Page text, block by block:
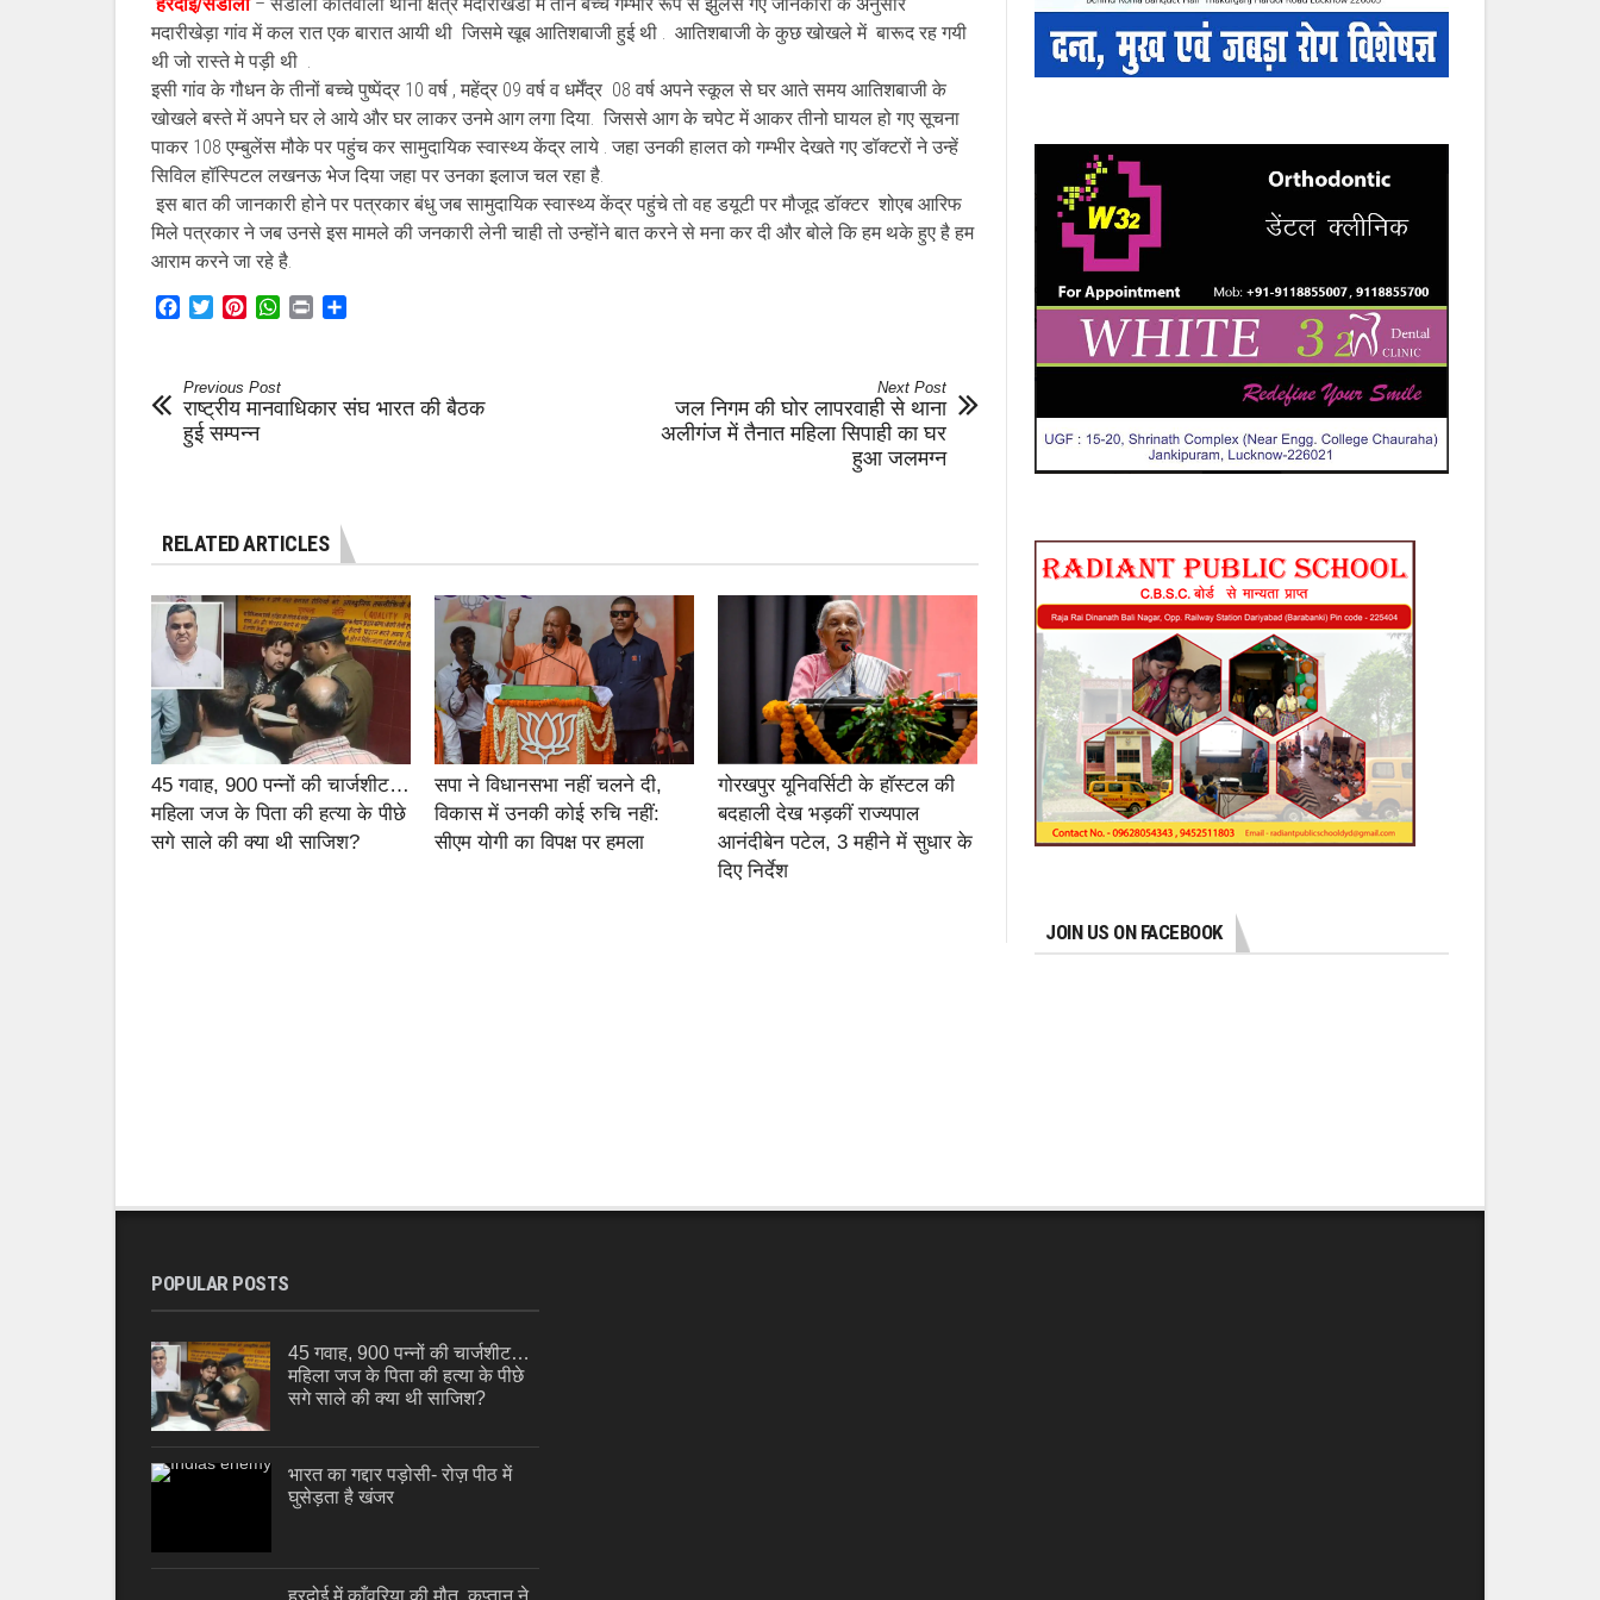
मदारीखेड़ा गांव में कल रात एक बारात आयी थी जिसमे खूब आतिशबाजी हुई थी . आतिशबाजी के कुछ खोखले में बारूद रह गयी
थी जो रास्ते मे पड़ी थी .
इसी गांव के गौधन के तीनों बच्चे पुष्पेंद्र 10 वर्ष , महेंद्र 09 वर्ष व धर्मेंद्र 08 वर्ष अपने स्कूल से घर आते समय आतिशबाजी के
खोखले बस्ते में अपने घर ले आये और घर लाकर उनमे आग लगा दिया. जिससे आग के चपेट में आकर तीनो घायल हो गए सूचना
पाकर 108 एम्बुलेंस मौके पर पहुंच कर सामुदायिक स्वास्थ्य केंद्र लाये . जहा उनकी हालत को गम्भीर देखते गए डॉक्टरों ने उन्हें
सिविल हॉस्पिटल लखनऊ भेज दिया जहा पर उनका इलाज चल रहा है.
इस बात की जानकारी होने पर पत्रकार बंधु जब सामुदायिक स्वास्थ्य केंद्र पहुंचे तो वह डयूटी पर मौजूद डॉक्टर शोएब आरिफ
मिले पत्रकार ने जब उनसे इस मामले की जनकारी लेनी चाही तो उन्होंने बात करने से मना कर दी और बोले कि हम थके हुए है हम
आराम करने जा रहे है.
Facebook
TwitterPinterestWhatsApp
Print
Previous Post
राष्ट्रीय मानवाधिकार संघ भारत की बैठक
हुई सम्पन्न
Next Post
जल निगम की घोर लापरवाही से थाना
अलीगंज में तैनात महिला सिपाही का घर
हुआ जलमग्न
RELATED ARTICLES
45 गवाह, 900 पन्नों की चार्जशीट…
महिला जज के पिता की हत्या के पीछे
सगे साले की क्या थी साजिश?
सपा ने विधानसभा नहीं चलने दी,
विकास में उनकी कोई रुचि नहीं:
सीएम योगी का विपक्ष पर हमला
गोरखपुर यूनिवर्सिटी के हॉस्टल की
बदहाली देख भड़कीं राज्यपाल
आनंदीबेन पटेल, 3 महीने में सुधार के
दिए निर्देश
JOIN US ON FACEBOOK
POPULAR POSTS
45 गवाह, 900 पन्नों की चार्जशीट…
महिला जज के पिता की हत्या के पीछे
सगे साले की क्या थी साजिश?
भारत का गद्दार पड़ोसी- रोज़ पीठ में
घुसेड़ता है खंजर
हरदोई में काँवरिया की मौत, कप्तान ने